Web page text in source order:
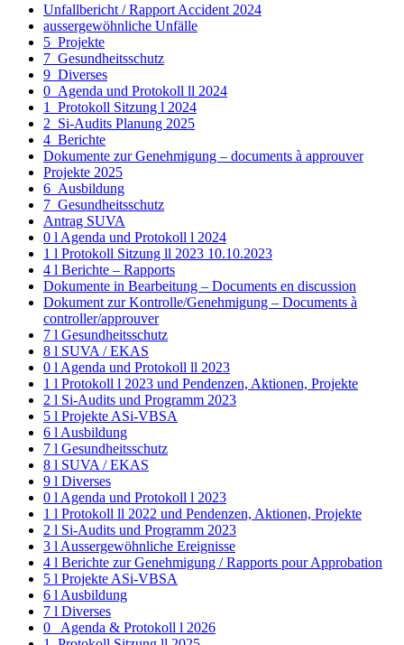
Unfallbericht / Rapport Accident 2024
aussergewöhnliche Unfälle
5_Projekte
7_Gesundheitsschutz
9_Diverses
0_Agenda und Protokoll ll 2024
1_Protokoll Sitzung l 2024
2_Si-Audits Planung 2025
4_Berichte
Dokumente zur Genehmigung – documents à approuver
Projekte 2025
6_Ausbildung
7_Gesundheitsschutz
Antrag SUVA
0 l Agenda und Protokoll l 2024
1 l Protokoll Sitzung ll 2023 10.10.2023
4 l Berichte – Rapports
Dokumente in Bearbeitung – Documents en discussion
Dokument zur Kontrolle/Genehmigung – Documents à
controller/approuver
7 l Gesundheitsschutz
8 l SUVA / EKAS
0 l Agenda und Protokoll ll 2023
1 l Protokoll l 2023 und Pendenzen, Aktionen, Projekte
2 l Si-Audits und Programm 2023
5 l Projekte ASi-VBSA
6 l Ausbildung
7 l Gesundheitsschutz
8 l SUVA / EKAS
9 l Diverses
0 l Agenda und Protokoll l 2023
1 l Protokoll ll 2022 und Pendenzen, Aktionen, Projekte
2 l Si-Audits und Programm 2023
3 l Aussergewöhnliche Ereignisse
4 l Berichte zur Genehmigung / Rapports pour Approbation
5 l Projekte ASi-VBSA
6 l Ausbildung
7 l Diverses
0_ Agenda & Protokoll l 2026